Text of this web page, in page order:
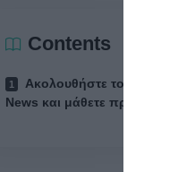
Contents
Ακολουθήστε το
News και μάθετε πρώτοι